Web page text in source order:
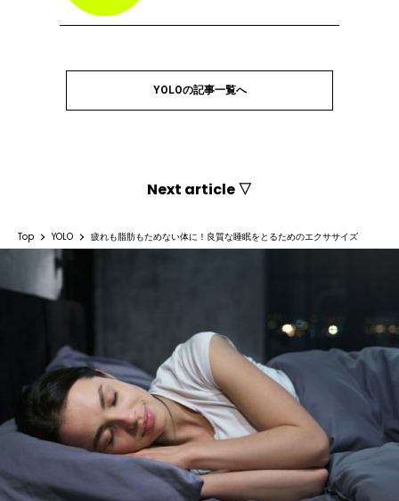
YOLOの記事一覧へ
Next article ▽
Top YOLO 疲れも脂肪もためない体に！良質な睡眠をとるためのエクササイズ